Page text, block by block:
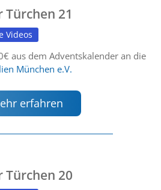
21
Videos
aus dem Adventskalender an die
München e.V.
erfahren
20